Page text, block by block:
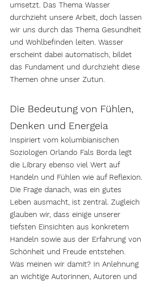
umsetzt. Das Thema Wasser
durchzieht unsere Arbeit, doch lassen
wir uns durch das Thema Gesundheit
und Wohlbefinden leiten. Wasser
erscheint dabei automatisch, bildet
das Fundament und durchzieht diese
Themen ohne unser Zutun.
Die Bedeutung von Fühlen,
Denken und Energeia
Inspiriert vom kolumbianischen
Soziologen Orlando Fals Borda legt
die Library ebenso viel Wert auf
Handeln und Fühlen wie auf Reflexion.
Die Frage danach, was ein gutes
Leben ausmacht, ist zentral. Zugleich
glauben wir, dass einige unserer
tiefsten Einsichten aus konkretem
Handeln sowie aus der Erfahrung von
Schönheit und Freude entstehen.
Was meinen wir damit? In Anlehnung
an wichtige Autorinnen, Autoren und